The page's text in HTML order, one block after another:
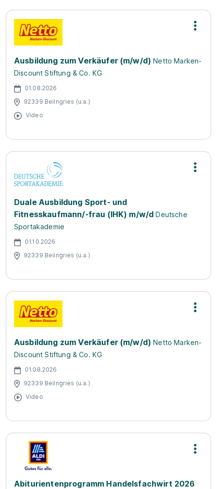
Ausbildung zum Verkäufer (m/w/d) Netto Marken-
Discount Stiftung & Co. KG
01.08.2026
92339 Beilngries (u.a.)
Video
Duale Ausbildung Sport- und
Fitnesskaufmann/-frau (IHK) m/w/d Deutsche
Sportakademie
01.10.2026
92339 Beilngries (u.a.)
Ausbildung zum Verkäufer (m/w/d) Netto Marken-
Discount Stiftung & Co. KG
01.08.2026
92339 Beilngries (u.a.)
Video
Abiturientenprogramm Handelsfachwirt 2026